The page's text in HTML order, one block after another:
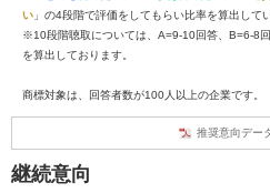
い 」の4段階で評価をしてもらい比率を算出して
※10段階聴取については、A=9-10回答、B=6-8
を算出しております。
商標対象は、回答者数が100人以上の企業です。
推奨意向デー
継続意向